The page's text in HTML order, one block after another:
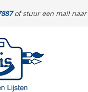
of stuur een mail naar